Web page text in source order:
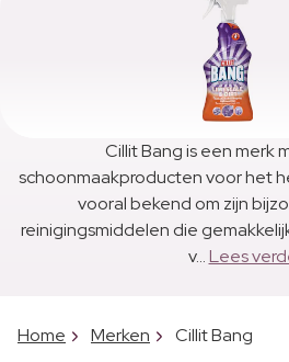
Cillit Bang is een merk
schoonmaakproducten voor het
vooral bekend om zijn
reinigingsmiddelen die
v...Lees
Home Merken Cillit Bang